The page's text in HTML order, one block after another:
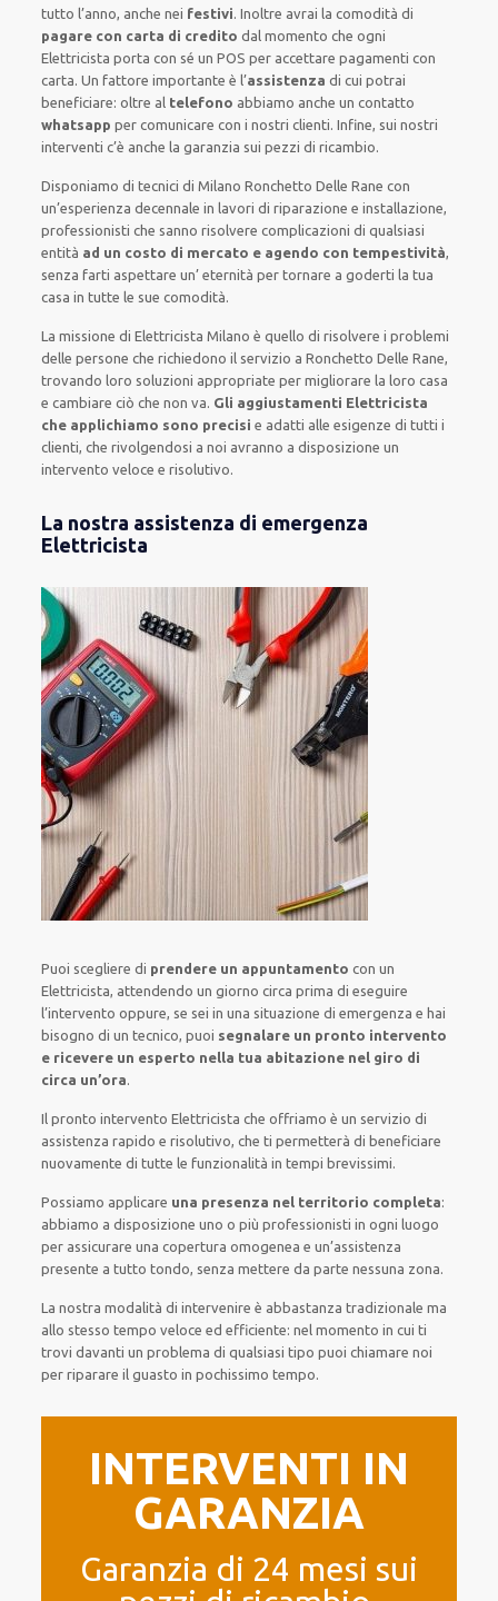
tutto l’anno, anche nei festivi.Inoltre avrai la comodità di
pagare con carta di credito dal momento che ogni
Elettricistaporta con séun POSper accettare pagamenticon
carta.Un fattore importante è l’assistenza di cui potrai
beneficiare: oltre al telefono abbiamo anche uncontatto
whatsappper comunicare con i nostri clienti.Infine, sui nostri
interventi c’è anche lagaranzia sui pezzi di ricambio.
Disponiamo ditecnici di Milano Ronchetto Delle Rane con
un’esperienza decennalein lavori di riparazione e installazione,
professionistiche sanno risolvere complicazioni di qualsiasi
entità ad un costo di mercato e agendo con tempestività,
senza farti aspettare un’ eternità per tornare a goderti la tua
casa in tutte le sue comodità.
La missione di Elettricista Milano è quello di risolvere i problemi
delle persone cherichiedono il servizio a Ronchetto Delle Rane,
trovando loro soluzioni appropriate per migliorare la loro casa
e cambiare ciò che non va. Gli aggiustamenti Elettricista
che applichiamo sono precisi e adatti alle esigenze di tutti i
clienti, che rivolgendosi a noi avranno a disposizione un
interventoveloce e risolutivo.
La nostra assistenza di emergenza
Elettricista
Puoi scegliere di prendere un appuntamento con un
Elettricista, attendendoun giorno circa prima dieseguire
l’intervento oppure, se sei in una situazione di emergenza e hai
bisogno diun tecnico, puoi segnalare un pronto intervento
e ricevere un esperto nella tua abitazione nel giro di
circa un’ora.
Il pronto intervento Elettricistache offriamo èun servizio di
assistenza rapido e risolutivo, che tipermetterà di beneficiare
nuovamente di tutte le funzionalità in tempi brevissimi.
Possiamo applicare una presenza nel territorio completa:
abbiamo a disposizione uno o piùprofessionisti in ogni luogo
per assicurare una coperturaomogenea e un’assistenza
presente atutto tondo, senzamettere da partenessuna zona.
La nostra modalità di intervenire è abbastanza tradizionale ma
allo stesso tempo veloce ed efficiente: nel momento in cuiti
trovi davantiun problema di qualsiasi tipo puoi chiamare noi
perriparare ilguasto in pochissimo tempo.
INTERVENTI IN
GARANZIA
Garanzia di 24 mesi sui